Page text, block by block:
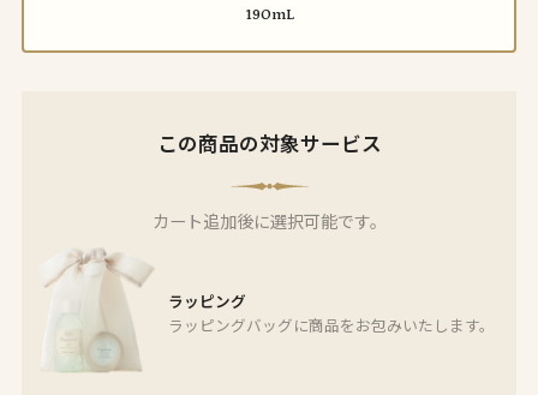
190mL
この商品の対象サービス
カート追加後に選択可能です。
ラッピング
ラッピングバッグに商品をお包みいたします。